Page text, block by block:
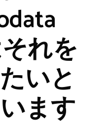
れを
いと
ます